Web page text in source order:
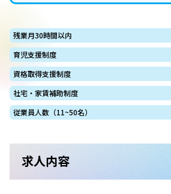
残業月30時間以内
育児支援制度
資格取得支援制度
社宅・家賃補助制度
従業員人数（11~50名）
求人内容